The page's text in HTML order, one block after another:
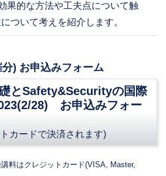
果的な方法や工夫点について触
ついて考えを紹介します。
) お申込みフォーム
とSafety&Securityの国際
28) お申込みフォー
カードで決済されます)
はクレジットカード(VISA, Master,